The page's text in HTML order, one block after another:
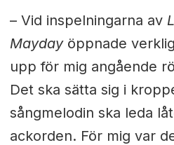
– Vid inspelningarna av
Maydayöppnade
upp för mig angående
Det ska sätta sig i
sångmelodin ska leda
ackorden. För mig var